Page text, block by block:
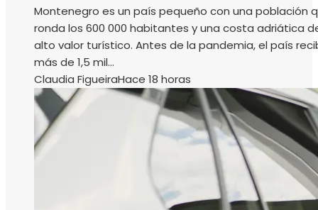
Montenegro es un país pequeño con una población
ronda los 600 000 habitantes y una costa adriática
alto valor turístico. Antes de la pandemia, el país
más de 1,5 mil...
Claudia FigueiraHace 18 horas